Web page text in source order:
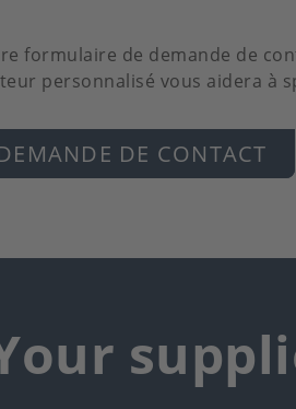
formulaire de demande de
personnalisé vous aidera à
DE CONTACT